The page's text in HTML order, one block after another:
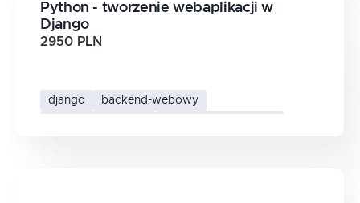
Python - tworzenie webaplikacji w
Django
2950 PLN
django
backend-webowy